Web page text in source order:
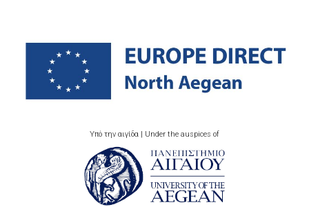
Υπό την αιγίδα | Under the auspices of